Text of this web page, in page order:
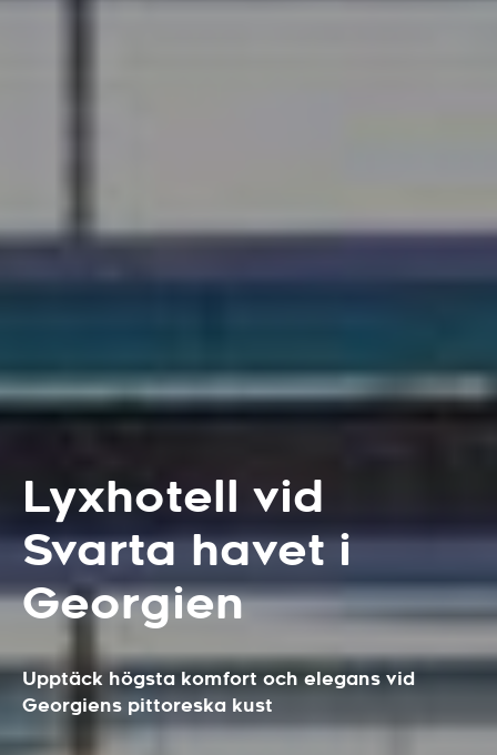
Lyxhotell vid
Svarta havet i
Georgien
Upptäck högsta komfort och elegans vid
Georgiens pittoreska kust